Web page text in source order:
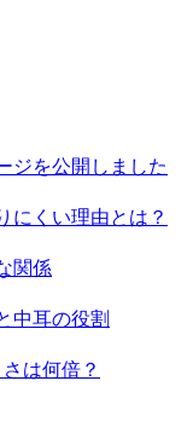
ジを公開しました
にくい理由とは？
関係
中耳の役割
は何倍？